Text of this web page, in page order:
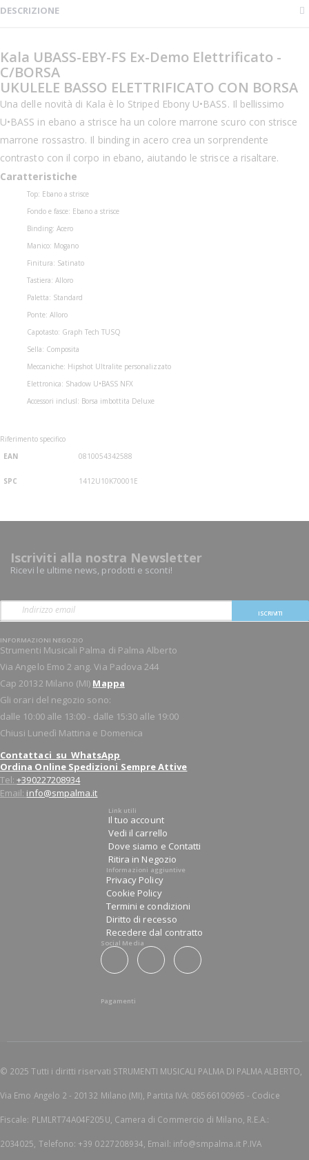
DESCRIZIONE
Kala UBASS-EBY-FS Ex-Demo Elettrificato -
C/BORSA
UKULELE BASSO ELETTRIFICATO CON BORSA
Una delle novità di Kala è lo Striped Ebony U•BASS. Il bellissimo
U•BASS in ebano a strisce ha un colore marrone scuro con strisce
marrone rossastro. Il binding in acero crea un sorprendente
contrasto con il corpo in ebano, aiutando le strisce a risaltare.
Caratteristiche
Top: Ebano a strisce
Fondo e fasce: Ebano a strisce
Binding: Acero
Manico: Mogano
Finitura: Satinato
Tastiera: Alloro
Paletta: Standard
Ponte: Alloro
Capotasto: Graph Tech TUSQ
Sella: Composita
Meccaniche: Hipshot Ultralite personalizzato
Elettronica: Shadow U•BASS NFX
Accessori inclusI: Borsa imbottita Deluxe
Riferimento specifico
EAN
0810054342588
SPC 1412U10K70001E
Iscriviti alla nostra Newsletter
Ricevi le ultime news, prodotti e sconti!
ISCRIVITI
INFORMAZIONI NEGOZIO
Strumenti Musicali Palma di Palma Alberto
Via Angelo Emo 2 ang. Via Padova 244
Cap 20132 Milano (MI) Mappa
Gli orari del negozio sono:
dalle 10:00 alle 13:00 - dalle 15:30 alle 19:00
Chiusi Lunedì Mattina e Domenica
Contattaci su WhatsApp
Ordina Online Spedizioni Sempre Attive
Tel:+390227208934
Email: info@smpalma.it
Link utili
Il tuo account
Vedi il carrello
Dove siamo e Contatti
Ritira in Negozio
Informazioni aggiuntive
Privacy Policy
Cookie Policy
Termini e condizioni
Diritto di recesso
Recedere dal contratto
Social Media
Pagamenti
© 2025 Tutti i diritti riservati STRUMENTI MUSICALI PALMA DI PALMA ALBERTO,
Via Emo Angelo 2 - 20132 Milano (MI), Partita IVA: 08566100965 - Codice
Fiscale: PLMLRT74A04F205U, Camera di Commercio di Milano, R.E.A.:
2034025, Telefono: +39 0227208934, Email: info@smpalma.it P.IVA